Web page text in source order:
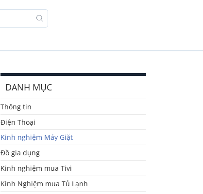
DANH MỤC
Thông tin
Điện Thoại
Kinh nghiệm Máy Giặt
Đồ gia dụng
Kinh nghiệm mua Tivi
Kinh Nghiệm mua Tủ Lạnh